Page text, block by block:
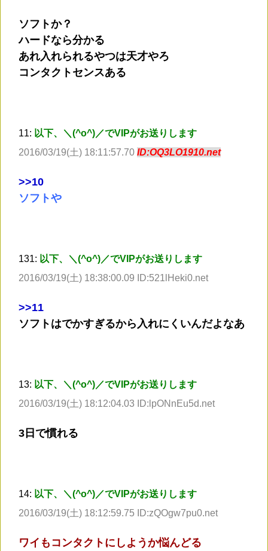
ソフトか？
ハードなら分かる
あれ入れられるやつは天才やろ
コンタクトセンスある
11: 以下、＼(^o^)／でVIPがお送りします
2016/03/19(土) 18:11:57.70 ID:OQ3LO1910.net
>>10
ソフトや
131: 以下、＼(^o^)／でVIPがお送りします
2016/03/19(土) 18:38:00.09 ID:521lHeki0.net
>>11
ソフトはでかすぎるから入れにくいんだよなあ
13: 以下、＼(^o^)／でVIPがお送りします
2016/03/19(土) 18:12:04.03 ID:lpONnEu5d.net
3日で慣れる
14: 以下、＼(^o^)／でVIPがお送りします
2016/03/19(土) 18:12:59.75 ID:zQOgw7pu0.net
ワイもコンタクトにしようか悩んどる